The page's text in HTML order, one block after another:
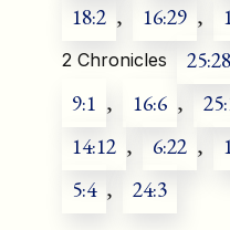
18:2 , 16:29 ,
2 Chronicles 25:28
9:1 , 16:6 ,
14:12 , 6:22 ,
5:4 , 24:3